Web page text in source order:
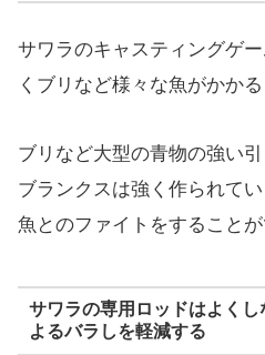
サワラのキャスティングゲ
くブリなど様々な魚がかかる
ブリなど大型の青物の強い
ブランクスは強く作られて
魚とのファイトをすることが
サワラの専用ロッドはよく
よるバラしを軽減する